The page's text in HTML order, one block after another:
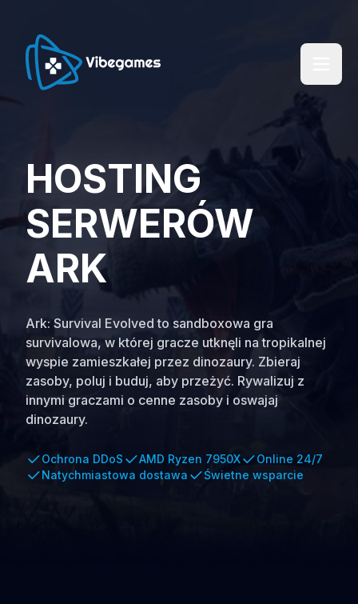
HOSTING
SERWERÓW
ARK
Ark: Survival Evolved to sandboxowa gra
survivalowa, w której gracze utknęli na tropikalnej
wyspie zamieszkałej przez dinozaury. Zbieraj
zasoby, poluj i buduj, aby przeżyć. Rywalizuj z
innymi graczami o cenne zasoby i oswajaj
dinozaury.
Ochrona DDoS AMD Ryzen 7950X
Online 24/7
Natychmiastowa dostawa
Świetne wsparcie